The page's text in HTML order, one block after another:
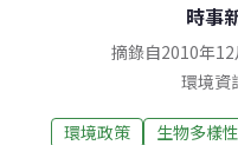
時事
摘錄自2010年
環境資
環境政策 生物多樣性